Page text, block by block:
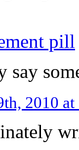
pill
say
2010 at